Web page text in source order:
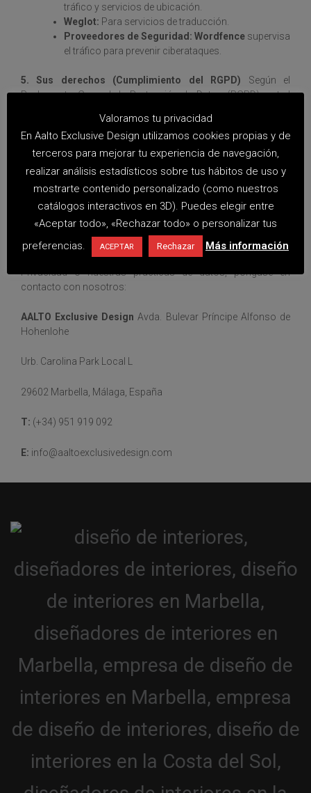
tráfico y servicios de ubicación.
Weglot: Para servicios de traducción.
Proveedores de Seguridad: Wordfence supervisa
el tráfico para prevenir ciberataques.
5. Sus derechos (Cumplimiento del RGPD) Según el
Reglamento General de Protección de Datos (RGPD), usted
personales. También puede oponerse al tratamiento de sus
datos o solicitar su portabilidad.
6. Seguridad de sus datosUtilizamosWordfence Securityy
cifrado SSL para proteger su información. Aunque nos
esforzamos por utilizar medios comercialmente aceptables
para proteger sus datos personales, no podemos garantizar
su seguridad absoluta.
Si tiene alguna pregunta sobre esta Política de
Privacidad o nuestras prácticas de datos, póngase en
contacto con nosotros:
AALTO Exclusive Design Avda. Bulevar Príncipe Alfonso de
Hohenlohe
Urb. Carolina Park Local L
29602 Marbella, Málaga, España
T: (+34) 951 919 092
E: info@aaltoexclusivedesign.com
Valoramos tu privacidad
En Aalto Exclusive Design utilizamos cookies propias y de
terceros para mejorar tu experiencia de navegación,
realizar análisis estadísticos sobre tus hábitos de uso y
mostrarte contenido personalizado (como nuestros
catálogos interactivos en 3D). Puedes elegir entre
«Aceptar todo», «Rechazar todo» o personalizar tus
preferencias.
ACEPTAR Rechazar Más información